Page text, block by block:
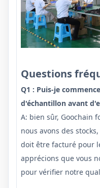
Questions
Q1 : Puis-je
d'échantillon avant
A: bien sûr, Goochain
nous avons des
doit être facturé pour
apprécions que vous
pour vérifier notre